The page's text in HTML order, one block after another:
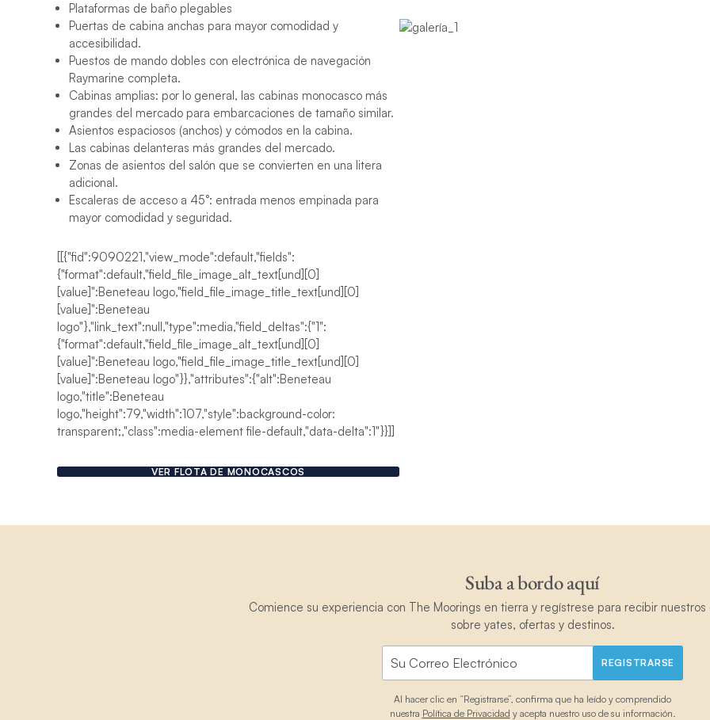
Plataformas de baño plegables
Puertas de cabina anchas para mayor comodidad y
accesibilidad.
Puestos de mando dobles con electrónica de navegación
Raymarine completa.
Cabinas amplias: por lo general, las cabinas monocasco más
grandes del mercado para embarcaciones de tamaño similar.
Asientos espaciosos (anchos) y cómodos en la cabina.
Las cabinas delanteras más grandes del mercado.
Zonas de asientos del salón que se convierten en una litera
adicional.
Escaleras de acceso a 45°: entrada menos empinada para
mayor comodidad y seguridad.
[[{"fid":9090221,"view_mode":default,"fields":
{"format":default,"field_file_image_alt_text[und][0]
[value]":Beneteau logo,"field_file_image_title_text[und][0]
[value]":Beneteau
logo"},"link_text":null,"type":media,"field_deltas":{"1":
{"format":default,"field_file_image_alt_text[und][0]
[value]":Beneteau logo,"field_file_image_title_text[und][0]
[value]":Beneteau logo"}},"attributes":{"alt":Beneteau
logo,"title":Beneteau
logo,"height":79,"width":107,"style":background-color:
transparent;,"class":media-element file-default,"data-delta":1"}}]]
VER FLOTA DE MONOCASCOS
Suba a bordo aquí
Comience su experiencia con The Moorings en tierra y regístrese para recibir
sobre yates, ofertas y destinos.
REGISTRARSE
Al hacer clic en “Registrarse”, confirma que ha leído y comprendido
nuestra Política de Privacidad y acepta nuestro uso de su información.